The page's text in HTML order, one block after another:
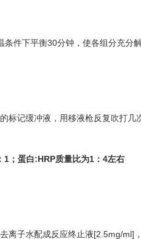
件下平衡30分钟，使各组分充分解
标记缓冲液，用移液枪反复吹打几
；蛋白:HRP质量比为1：4左右
离子水配成反应终止液[2.5mg/ml]